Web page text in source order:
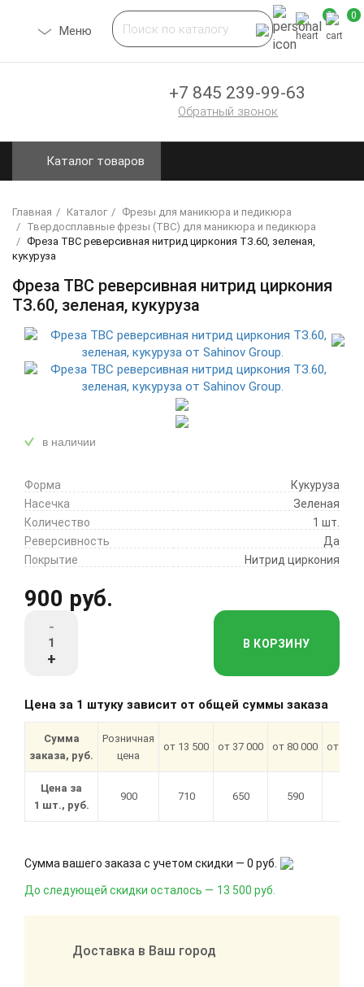
Toggle
Меню
0 0
+7 845 239-99-63
Обратный звонок
Каталог товаров
Главная Каталог
Фрезы для маникюра и педикюра
Твердосплавные фрезы (ТВС) для маникюра и педикюра
Фреза ТВС реверсивная нитрид циркония ТЗ.60, зеленая,
кукуруза
Фреза ТВС реверсивная нитрид циркония
ТЗ.60, зеленая, кукуруза
в наличии
Форма
Кукуруза
Насечка
Зеленая
Количество
1 шт.
Реверсивность
Да
Покрытие
Нитрид циркония
900 руб.
-
+
В КОРЗИНУ
Цена за 1 штуку зависит от общей суммы заказа
Сумма
заказа, руб.
Розничная
цена
от 13 500 от 37 000 от 80 000 от 180
Цена за
1 шт., руб.
900 710 650 590
Сумма вашего заказа с учетом скидки — 0 руб.
До следующей скидки осталось — 13 500 руб.
Доставка в Ваш город